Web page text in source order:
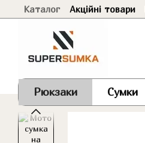
Перейти до основного контенту
Каталог Акційні товари
Рюкзаки Сумки